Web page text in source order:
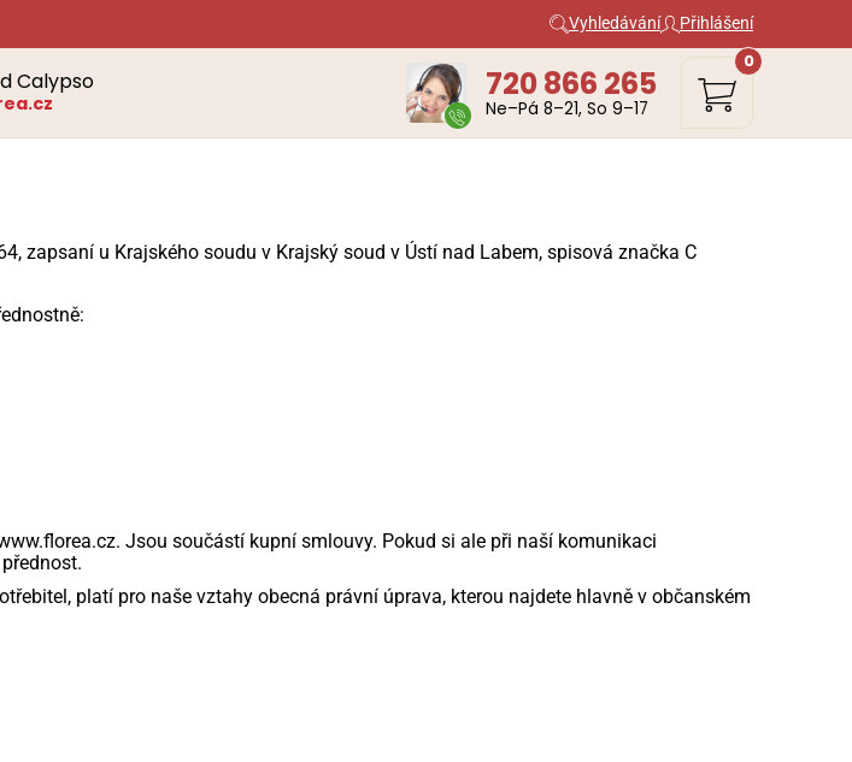
Vyhledávání Přihlášení
Calypso 720 866 265
Ne–Pá 8–21, So 9–17
0
zapsaní u Krajského soudu v Krajský soud v Ústí nad Labem, spisová značka C
Jsou součástí kupní smlouvy. Pokud si ale při naší komunikaci
platí pro naše vztahy obecná právní úprava, kterou najdete hlavně v občanském